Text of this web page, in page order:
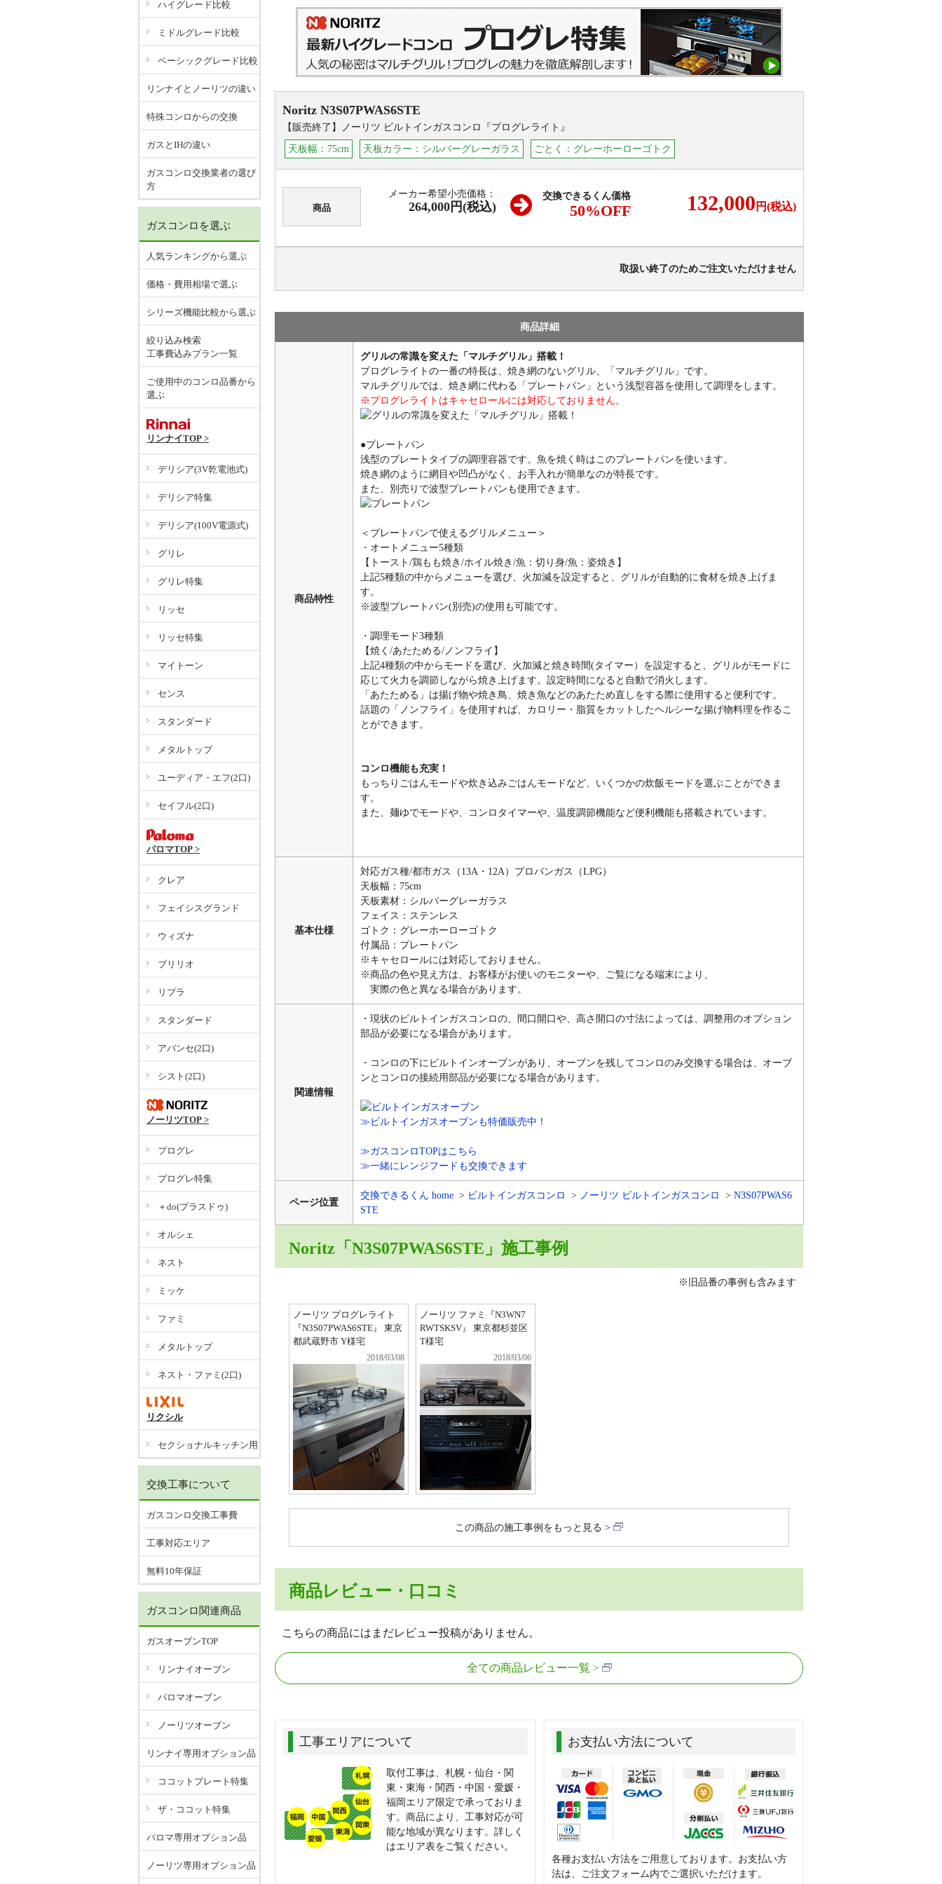
Noritz N3S07PWAS6STE
【販売終了】ノーリツ ビルトインガスコンロ『プログレライト』
天板幅：75cm 天板カラー：シルバーグレーガラス ごとく：グレーホーローゴトク
商品
メーカー希望小売価格：
264,000円(税込)
交換できるくん価格
50%OFF 132,000 円(税込)
取扱い終了のためご注文いただけません
商品詳細
商品特性
グリルの常識を変えた「マルチグリル」搭載！
プログレライトの一番の特長は、焼き網のないグリル、「マルチグリル」です。
マルチグリルでは、焼き網に代わる「プレートパン」という浅型容器を使用して調理をします。
※プログレライトはキャセロールには対応しておりません。
●プレートパン
浅型のプレートタイプの調理容器です。魚を焼く時はこのプレートパンを使います。
焼き網のように網目や凹凸がなく、お手入れが簡単なのが特長です。
また、別売りで波型プレートパンも使用できます。
＜プレートパンで使えるグリルメニュー＞
・オートメニュー5種類
【トースト/鶏もも焼き/ホイル焼き/魚：切り身/魚：姿焼き】
上記5種類の中からメニューを選び、火加減を設定すると、グリルが自動的に食材を焼き上げま
す。
※波型プレートパン(別売)の使用も可能です。
・調理モード3種類
【焼く/あたためる/ノンフライ】
上記4種類の中からモードを選び、火加減と焼き時間(タイマー）を設定すると、グリルがモードに
応じて火力を調節しながら焼き上げます。設定時間になると自動で消火します。
「あたためる」は揚げ物や焼き鳥、焼き魚などのあたため直しをする際に使用すると便利です。
話題の「ノンフライ」を使用すれば、カロリー・脂質をカットしたヘルシーな揚げ物料理を作るこ
とができます。
コンロ機能も充実！
もっちりごはんモードや炊き込みごはんモードなど、いくつかの炊飯モードを選ぶことができま
す。
また、麺ゆでモードや、コンロタイマーや、温度調節機能など便利機能も搭載されています。
基本仕様
対応ガス種/都市ガス（13A・12A）プロパンガス（LPG）
天板幅：75cm
天板素材：シルバーグレーガラス
フェイス：ステンレス
ゴトク：グレーホーローゴトク
付属品：プレートパン
※キャセロールには対応しておりません。
※商品の色や見え方は、お客様がお使いのモニターや、ご覧になる端末により、
実際の色と異なる場合があります。
関連情報
・現状のビルトインガスコンロの、間口開口や、高さ開口の寸法によっては、調整用のオプション
部品が必要になる場合があります。
・コンロの下にビルトインオーブンがあり、オーブンを残してコンロのみ交換する場合は、オーブ
ンとコンロの接続用部品が必要になる場合があります。
≫ビルトインガスオーブンも特価販売中！
≫ガスコンロTOPはこちら
≫一緒にレンジフードも交換できます
ページ位置
交換できるくん home ビルトインガスコンロ ノーリツ ビルトインガスコンロ
N3S07PWAS6
STE
Noritz「N3S07PWAS6STE」施工事例
※旧品番の事例も含みます
ノーリツ プログレライト
『N3S07PWAS6STE』 東京
都武蔵野市 Y様宅
2018/03/08
ノーリツ ファミ『N3WN7
RWTSKSV』 東京都杉並区
T様宅
2018/03/06
この商品の施工事例をもっと見る
商品レビュー・口コミ
こちらの商品にはまだレビュー投稿がありません。
全ての商品レビュー一覧
工事エリアについて
取付工事は、札幌・仙台・関
東・東海・関西・中国・愛媛・
福岡エリア限定で承っておりま
す。商品により、工事対応が可
能な地域が異なります。詳しく
はエリア表をご覧ください。
お支払い方法について
各種お支払い方法をご用意しております。お支払い方
法は、ご注文フォーム内でご選択いただけます。
ハイグレード比較
ミドルグレード比較
ベーシックグレード比較
リンナイとノーリツの違い
特殊コンロからの交換
ガスとIHの違い
ガスコンロ交換業者の選び
方
ガスコンロを選ぶ
人気ランキングから選ぶ
価格・費用相場で選ぶ
シリーズ機能比較から選ぶ
絞り込み検索
工事費込みプラン一覧
ご使用中のコンロ品番から
選ぶ
リンナイTOP >
デリシア(3V乾電池式)
デリシア特集
デリシア(100V電源式)
グリレ
グリレ特集
リッセ
リッセ特集
マイトーン
センス
スタンダード
メタルトップ
ユーディア・エフ(2口)
セイフル(2口)
パロマTOP >
クレア
フェイシスグランド
ウィズナ
ブリリオ
リプラ
スタンダード
アバンセ(2口)
シスト(2口)
ノーリツTOP >
プログレ
プログレ特集
＋do(プラスドゥ)
オルシェ
ネスト
ミッケ
ファミ
メタルトップ
ネスト・ファミ(2口)
リクシル
セクショナルキッチン用
交換工事について
ガスコンロ交換工事費
工事対応エリア
無料10年保証
ガスコンロ関連商品
ガスオーブンTOP
リンナイオーブン
パロマオーブン
ノーリツオーブン
リンナイ専用オプション品
ココットプレート特集
ザ・ココット特集
パロマ専用オプション品
ノーリツ専用オプション品